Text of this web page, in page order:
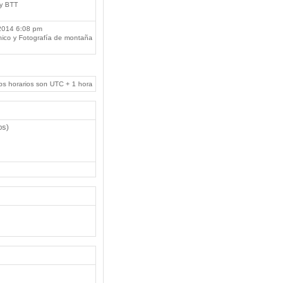
BTT
6:08 pm
y Fotografía de montaña
horarios son UTC + 1 hora